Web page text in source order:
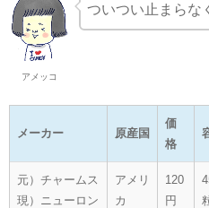
アメッコ
ついつい止まらな
メーカー 原産国
価
格
元）チャームス
現）ニューロン
アメリ
カ
120
円